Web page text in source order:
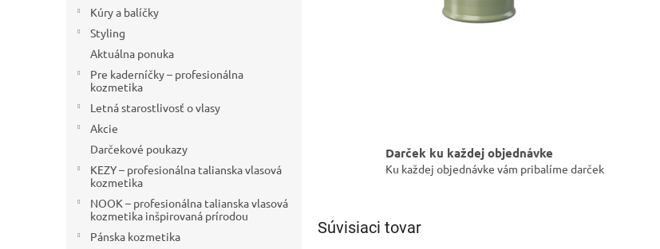
Kúry a balíčky
Styling
Aktuálna ponuka
Pre kaderníčky – profesionálna
kozmetika
Letná starostlivosť o vlasy
Akcie
Darčekové poukazy
KEZY – profesionálna talianska vlasová
kozmetika
NOOK – profesionálna talianska vlasová
kozmetika inšpirovaná prírodou
Pánska kozmetika
Darček ku každej objednávke
Ku každej objednávke vám pribalíme darček
Súvisiaci tovar